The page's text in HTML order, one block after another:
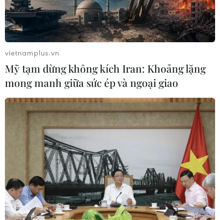
Hàn Quốc và Đài Loan lần đầu tiên
vượt Nhật Bản về kim ngạch xuất
Mỹ đối mặt áp lực tăng
09/08/2026 09:43
Xuất khẩu dệt may 7 tháng đạt trên
27 tỷ USD, duy trì đà tăng trưởng
09/08/2026 08:25
vietnamplus.vn
Mỹ tạm dừng không kích Iran: Khoảng lặng
mong manh giữa sức ép và ngoại giao